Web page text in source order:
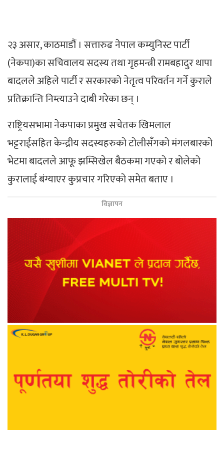
२३ असार, काठमाडौं । सत्तारुढ नेपाल कम्युनिस्ट पार्टी
(नेकपा)का सचिवालय सदस्य तथा गृहमन्त्री रामबहादुर थापा
बादलले अहिले पार्टी र सरकारको नेतृत्व परिवर्तन गर्ने कुराले
प्रतिक्रान्ति निम्त्याउने दाबी गरेका छन् ।
राष्ट्रियसभामा नेकपाका प्रमुख सचेतक खिमलाल
भट्टराईसहित केन्द्रीय सदस्यहरुको टोलीसँगको मंगलबारको
भेटमा बादलले आफू झम्सिखेल बैठकमा गएको र बोलेको
कुरालाई बंग्याएर कुप्रचार गरिएको समेत बताए ।
विज्ञापन